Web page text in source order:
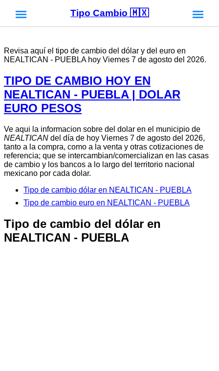
Tipo Cambio 🇲🇽
Revisa aquí el tipo de cambio del dólar y del euro en
NEALTICAN - PUEBLA hoy Viernes 7 de agosto del 2026.
TIPO DE CAMBIO HOY EN
NEALTICAN - PUEBLA | DOLAR
EURO PESOS
Ve aqui la informacion sobre del dolar en el municipio de
NEALTICAN del día de hoy Viernes 7 de agosto del 2026,
tanto a la compra, como a la venta y otras cotizaciones de
referencia; que se intercambian/comercializan en las casas
de cambio y los bancos a lo largo del territorio nacional
mexicano por cada dolar.
Tipo de cambio dólar en NEALTICAN - PUEBLA
Tipo de cambio euro en NEALTICAN - PUEBLA
Tipo de cambio del dólar en
NEALTICAN - PUEBLA